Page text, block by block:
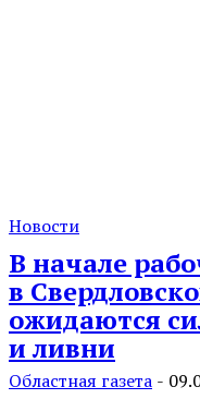
Новости
В начале
в
ожидаются
и ливни
Областная газета -